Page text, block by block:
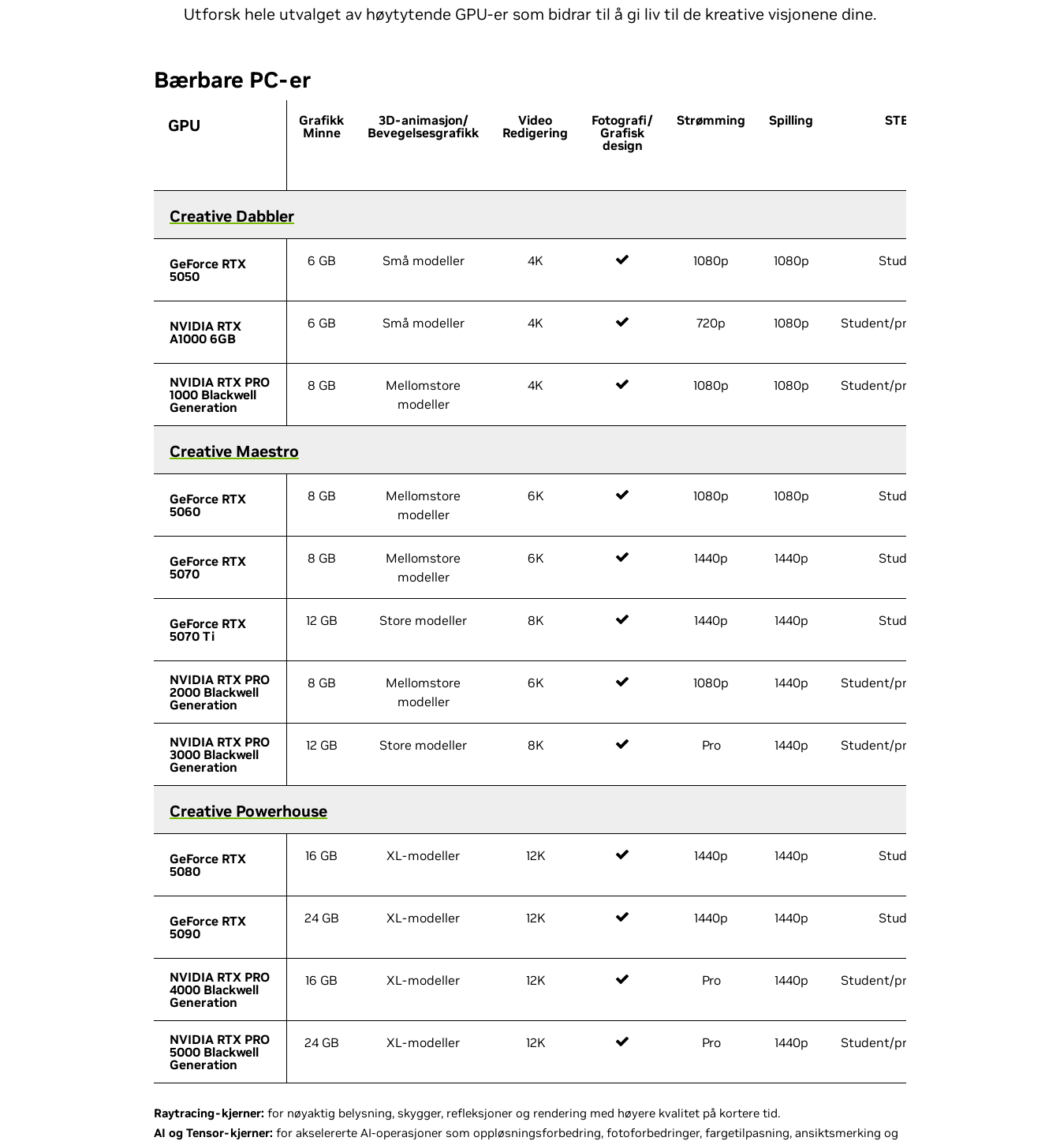
Utforsk hele utvalget av høytytende GPU-er som bidrar til å gi liv til de kreative visjonene dine.
Bærbare PC-er
GPU
Grafikk
Minne
3D-animasjon/
Bevegelsesgrafikk
Video
Redigering
Fotografi/
Grafisk
design
Strømming Spilling STEM
Creative Dabbler
GeForce RTX
5050
6 GB Små modeller 4K 1080p 1080p Student
NVIDIA RTX
A1000 6GB
6 GB Små modeller 4K 720p 1080p Student/profesjonell
NVIDIA RTX PRO
1000 Blackwell
Generation
8 GB
Mellomstore
modeller
4K 1080p 1080p Student/profesjonell
Creative Maestro
GeForce RTX
5060
8 GB
Mellomstore
modeller
6K 1080p 1080p Student
GeForce RTX
5070
8 GB
Mellomstore
modeller
6K 1440p 1440p Student
GeForce RTX
5070 Ti
12 GB Store modeller 8K 1440p 1440p Student
NVIDIA RTX PRO
2000 Blackwell
Generation
8 GB
Mellomstore
modeller
6K 1080p 1440p Student/profesjonell
NVIDIA RTX PRO
3000 Blackwell
Generation
12 GB Store modeller 8K Pro 1440p Student/profesjonell
Creative Powerhouse
GeForce RTX
5080
16 GB XL-modeller 12K 1440p 1440p Student
GeForce RTX
5090
24 GB XL-modeller 12K 1440p 1440p Student
NVIDIA RTX PRO
4000 Blackwell
Generation
16 GB XL-modeller 12K Pro 1440p Student/profesjonell
NVIDIA RTX PRO
5000 Blackwell
Generation
24 GB XL-modeller 12K Pro 1440p Student/profesjonell
GPU
Creative Dabbler
GeForce RTX
5050
NVIDIA RTX
A1000 6GB
NVIDIA RTX PRO
1000 Blackwell
Generation
Creative Maestro
GeForce RTX
5060
GeForce RTX
5070
GeForce RTX
5070 Ti
NVIDIA RTX PRO
2000 Blackwell
Generation
NVIDIA RTX PRO
3000 Blackwell
Generation
Creative Powerhouse
GeForce RTX
5080
GeForce RTX
5090
NVIDIA RTX PRO
4000 Blackwell
Generation
NVIDIA RTX PRO
5000 Blackwell
Generation
Raytracing-kjerner: for nøyaktig belysning, skygger, refleksjoner og rendering med høyere kvalitet på kortere tid.
AI og Tensor-kjerner: for akselererte AI-operasjoner som oppløsningsforbedring, fotoforbedringer, fargetilpasning, ansiktsmerking og